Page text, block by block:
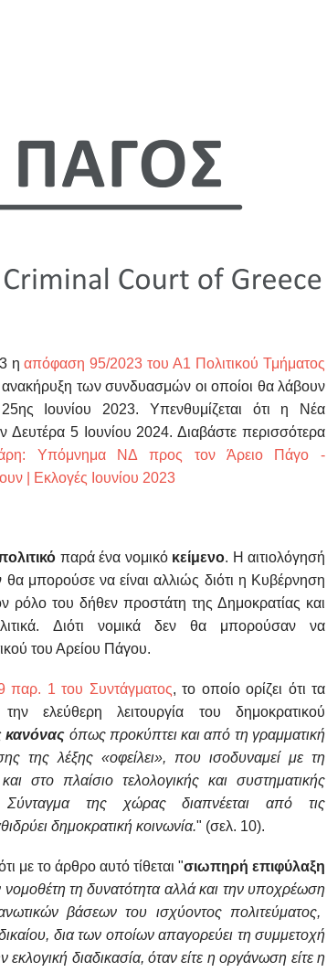
ηαπόφαση 95/2023 του Α1 Πολιτικού Τμήματος
ανακήρυξη των συνδυασμών οι οποίοι θα λάβουν
Ιουνίου 2023. Υπενθυμίζεται ότι η Νέα
Δευτέρα 5 Ιουνίου 2024. Διαβάστε περισσότερα
Υπόμνημα ΝΔ προς τον Άρειο Πάγο -
| Εκλογές Ιουνίου 2023
παρά ένα νομικό κείμενο. Η αιτιολόγησή
θα μπορούσε να είναι αλλιώς διότι η Κυβέρνηση
ρόλο του δήθεν προστάτη της Δημοκρατίας και
Διότι νομικά δεν θα μπορούσαν να
του Αρείου Πάγου.
παρ. 1 του Συντάγματος, το οποίο ορίζει ότι τα
ελεύθερη λειτουργία του δημοκρατικού
κανόνας όπως προκύπτει και από τη γραμματική
της λέξης «οφείλει», που ισοδυναμεί με τη
στο πλαίσιο τελολογικής και συστηματικής
της χώρας διαπνέεται από τις
δημοκρατική κοινωνία." (σελ. 10).
με το άρθρο αυτό τίθεται "σιωπηρήεπιφύλαξη
νομοθέτη τη δυνατότητα αλλά και την υποχρέωση
βάσεων του ισχύοντος πολιτεύματος,
διατων οποίων απαγορεύει τη συμμετοχή
εκλογική διαδικασία, όταν είτε η οργάνωση είτε η